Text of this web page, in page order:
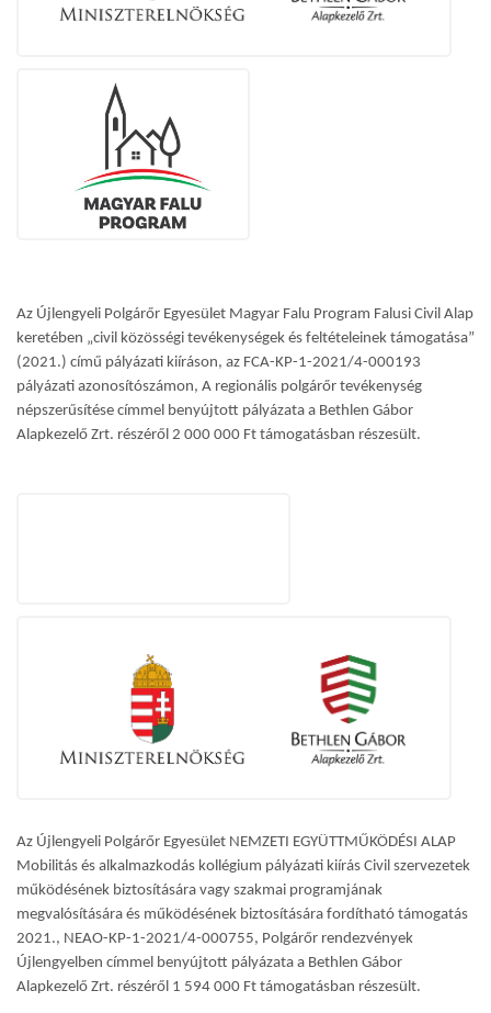
Az Újlengyeli Polgárőr Egyesület Magyar Falu Program Falusi Civil Alap
keretében „civil közösségi tevékenységek és feltételeinek támogatása”
(2021.) című pályázati kiíráson, az FCA-KP-1-2021/4-000193
pályázati azonosítószámon, A regionális polgárőr tevékenység
népszerűsítése címmel benyújtott pályázata a Bethlen Gábor
Alapkezelő Zrt. részéről 2 000 000 Ft támogatásban részesült.
Az Újlengyeli Polgárőr Egyesület NEMZETI EGYÜTTMŰKÖDÉSI ALAP
Mobilitás és alkalmazkodás kollégium pályázati kiírás Civil szervezetek
működésének biztosítására vagy szakmai programjának
megvalósítására és működésének biztosítására fordítható támogatás
2021., NEAO-KP-1-2021/4-000755, Polgárőr rendezvények
Újlengyelben címmel benyújtott pályázata a Bethlen Gábor
Alapkezelő Zrt. részéről 1 594 000 Ft támogatásban részesült.